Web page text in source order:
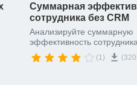
Суммарная
сотрудника без CRM
Анализируйте суммарную
эффективность
(1)